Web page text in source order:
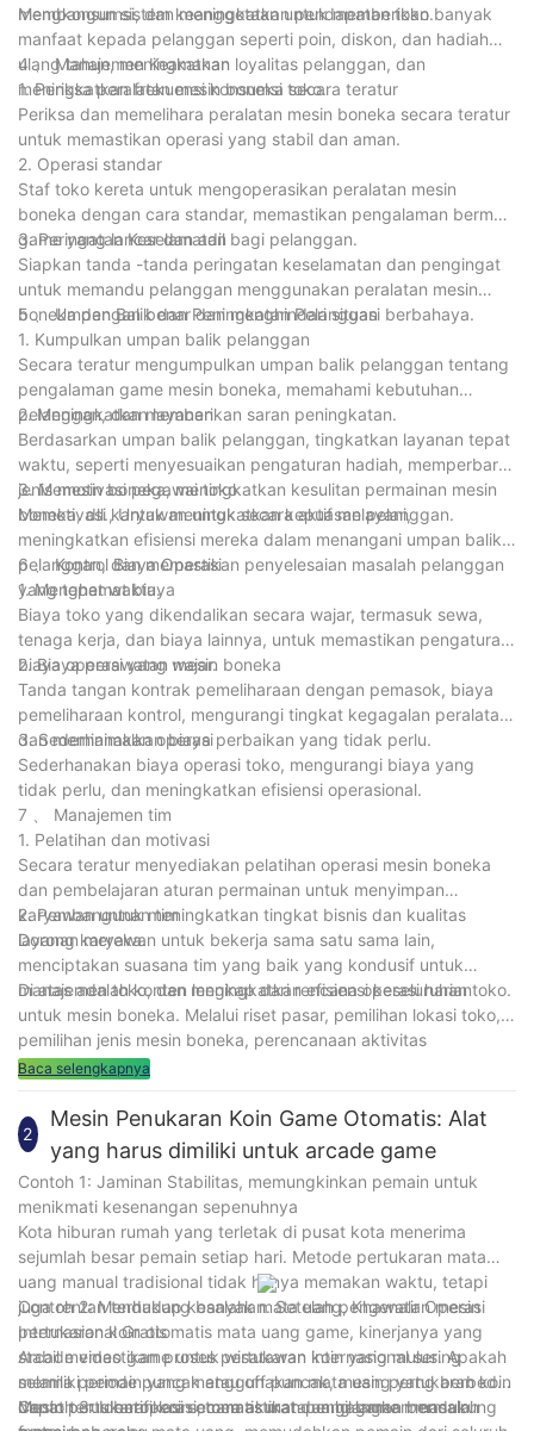
mengkonsumsi, dan meningkatkan pendapatan toko.
Membangun sistem keanggotaan untuk memberikan banyak
manfaat kepada pelanggan seperti poin, diskon, dan hadiah
ulang tahun, meningkatkan loyalitas pelanggan, dan
meningkatkan frekuensi konsumsi toko.
4 、 Manajemen Keamanan
1. Periksa peralatan mesin boneka secara teratur
Periksa dan memelihara peralatan mesin boneka secara teratur
untuk memastikan operasi yang stabil dan aman.
2. Operasi standar
Staf toko kereta untuk mengoperasikan peralatan mesin
boneka dengan cara standar, memastikan pengalaman bermain
game yang lancar dan adil bagi pelanggan.
3. Peringatan Keselamatan
Siapkan tanda -tanda peringatan keselamatan dan pengingat
untuk memandu pelanggan menggunakan peralatan mesin
boneka dengan benar dan menghindari situasi berbahaya.
5 、 Umpan Balik dan Peningkatan Pelanggan
1. Kumpulkan umpan balik pelanggan
Secara teratur mengumpulkan umpan balik pelanggan tentang
pengalaman game mesin boneka, memahami kebutuhan
pelanggan, dan memberikan saran peningkatan.
2. Meningkatkan layanan
Berdasarkan umpan balik pelanggan, tingkatkan layanan tepat
waktu, seperti menyesuaikan pengaturan hadiah, memperbarui
jenis mesin boneka, meningkatkan kesulitan permainan mesin
boneka, dll., Untuk meningkatkan kepuasan pelanggan.
3. Memotivasi pegawai toko
Memotivasi karyawan untuk secara aktif melayani,
meningkatkan efisiensi mereka dalam menangani umpan balik
pelanggan, dan memastikan penyelesaian masalah pelanggan
yang tepat waktu.
6 、 Kontrol Biaya Operasi
1. Menghemat biaya
Biaya toko yang dikendalikan secara wajar, termasuk sewa,
tenaga kerja, dan biaya lainnya, untuk memastikan pengaturan
biaya operasi yang wajar.
2. Biaya perawatan mesin boneka
Tanda tangan kontrak pemeliharaan dengan pemasok, biaya
pemeliharaan kontrol, mengurangi tingkat kegagalan peralatan,
dan meminimalkan biaya perbaikan yang tidak perlu.
3. Sederhanakan operasi
Sederhanakan biaya operasi toko, mengurangi biaya yang
tidak perlu, dan meningkatkan efisiensi operasional.
7 、 Manajemen tim
1. Pelatihan dan motivasi
Secara teratur menyediakan pelatihan operasi mesin boneka
dan pembelajaran aturan permainan untuk menyimpan
karyawan untuk meningkatkan tingkat bisnis dan kualitas
layanan mereka.
2. Pembangunan tim
Dorong karyawan untuk bekerja sama satu sama lain,
menciptakan suasana tim yang baik yang kondusif untuk
manajemen toko, dan meningkatkan efisiensi keseluruhan toko.
Di atas adalah konten lengkap dari rencana operasi harian
untuk mesin boneka. Melalui riset pasar, pemilihan lokasi toko,
pemilihan jenis mesin boneka, perencanaan aktivitas
pemasaran, manajemen keselamatan, umpan balik dan
tindakan lainnya, ini dapat membantu toko mesin boneka
meningkatkan efisiensi operasional dan mencapai operasi stabil
jangka panjang. Semoga bermanfaat bagi Anda.
Baca selengkapnya
2
Mesin Penukaran Koin Game Otomatis: Alat
yang harus dimiliki untuk arcade game
Contoh 1: Jaminan Stabilitas, memungkinkan pemain untuk
menikmati kesenangan sepenuhnya
Kota hiburan rumah yang terletak di pusat kota menerima
sejumlah besar pemain setiap hari. Metode pertukaran mata
uang manual tradisional tidak hanya memakan waktu, tetapi
juga rentan terhadap kesalahan. Setelah pengenalan mesin
pertukaran koin otomatis mata uang game, kinerjanya yang
stabil memastikan proses pertukaran koin yang mulus. Apakah
selama periode puncak atau off puncak, mesin pertukaran koin
dapat terus beroperasi, memastikan pengalaman bermain
Contoh 2: Mendukung banyak mata uang, Khawatir Operasi
Internasional Gratis
Arcade video game untuk wisatawan internasional sering
memiliki pemain yang menggunakan mata uang yang berbeda.
Mesin pertukaran koin otomatis mata uang game mendukung
Contoh 3: Identifikasi secara akurat dan hilangkan masalah